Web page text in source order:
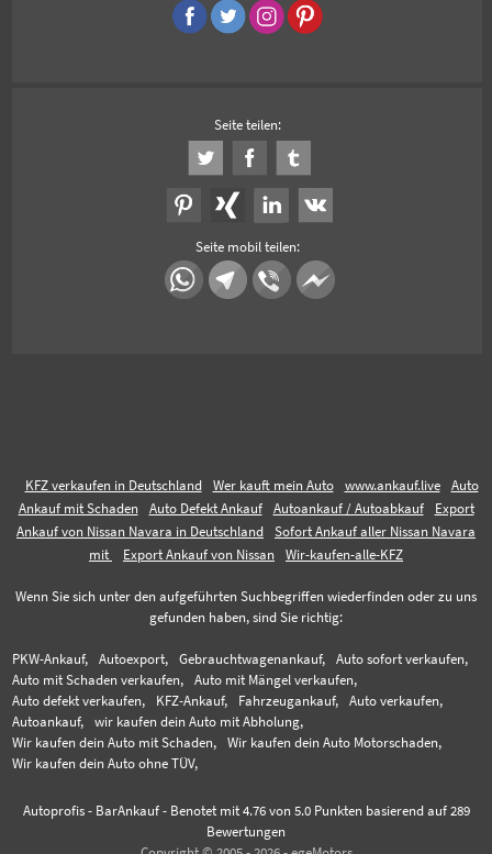
Seite teilen:
Seite mobil teilen:
KFZ verkaufen in Deutschland Wer kauft mein Auto www.ankauf.live
Auto
Ankauf mit Schaden
Auto Defekt Ankauf Autoankauf / Autoabkauf
Export
Ankauf von Nissan Navara in Deutschland
Sofort Ankauf aller Nissan Navara
mit
Export Ankauf von Nissan Wir-kaufen-alle-KFZ
Wenn Sie sich unter den aufgeführten Suchbegriffen wiederfinden oder zu uns
gefunden haben, sind Sie richtig:
PKW-Ankauf, Autoexport, Gebrauchtwagenankauf,
Auto sofort verkaufen,
Auto mit Schaden verkaufen,
Auto mit Mängel verkaufen,
Auto defekt verkaufen,
KFZ-Ankauf, Fahrzeugankauf,
Auto verkaufen,
Autoankauf,
wir kaufen dein Auto mit Abholung,
Wir kaufen dein Auto mit Schaden,
Wir kaufen dein Auto Motorschaden,
Wir kaufen dein Auto ohne TÜV,
Autoprofis - BarAnkauf- Benotet mit 4.76von 5.0 Punkten basierend auf 289
Bewertungen